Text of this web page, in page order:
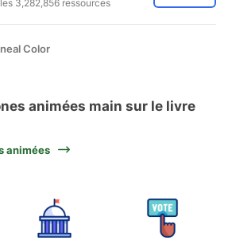
3,282,856 ressources
Color
animées main sur le livre
animées